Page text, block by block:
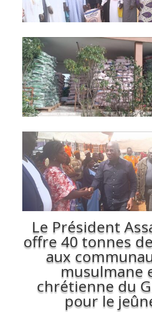
Le Président
offre 40 tonnes
aux
musulmane
chrétienne du
pour le